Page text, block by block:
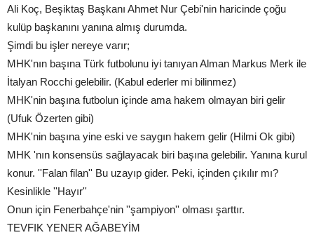
Ali Koç, Beşiktaş Başkanı Ahmet Nur Çebi'nin haricinde çoğu
kulüp başkanını yanına almış durumda.
Şimdi bu işler nereye varır;
MHK'nın başına Türk futbolunu iyi tanıyan Alman Markus Merk ile
İtalyan Rocchi gelebilir. (Kabul ederler mi bilinmez)
MHK'nin başına futbolun içinde ama hakem olmayan biri gelir
(Ufuk Özerten gibi)
MHK'nin başına yine eski ve saygın hakem gelir (Hilmi Ok gibi)
MHK 'nın konsensüs sağlayacak biri başına gelebilir. Yanına kurul
konur. ''Falan filan'' Bu uzayıp gider. Peki, içinden çıkılır mı?
Kesinlikle ''Hayır''
Onun için Fenerbahçe'nin ''şampiyon'' olması şarttır.
TEVFIK YENER AĞABEYİM